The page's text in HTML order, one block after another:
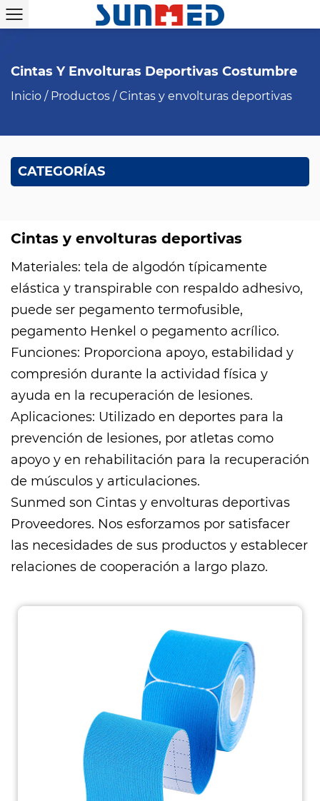
Cintas Y Envolturas Deportivas Costumbre
Inicio / Productos /Cintas y envolturas deportivas
CATEGORÍAS
Cintas y envolturas deportivas
Materiales: tela de algodón típicamente
elástica y transpirable con respaldo adhesivo,
puede ser pegamento termofusible,
pegamento Henkel o pegamento acrílico.
Funciones: Proporciona apoyo, estabilidad y
compresión durante la actividad física y
ayuda en la recuperación de lesiones.
Aplicaciones: Utilizado en deportes para la
prevención de lesiones, por atletas como
apoyo y en rehabilitación para la recuperación
de músculos y articulaciones.
Sunmed son Cintas y envolturas deportivas
Proveedores. Nos esforzamos por satisfacer
las necesidades de sus productos y establecer
relaciones de cooperación a largo plazo.